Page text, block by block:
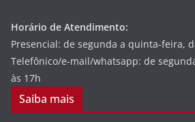
Horário de Atendimento:
Presencial: de segunda a quinta-feira,
Telefônico/e-mail/whatsapp: de
às 17h
Saiba mais